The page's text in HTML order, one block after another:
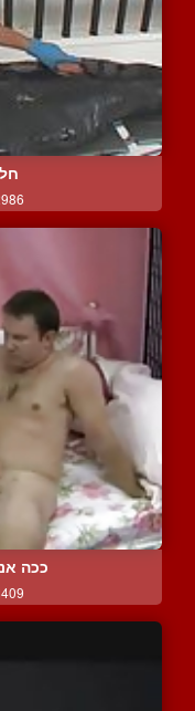
2986
ככה
3409